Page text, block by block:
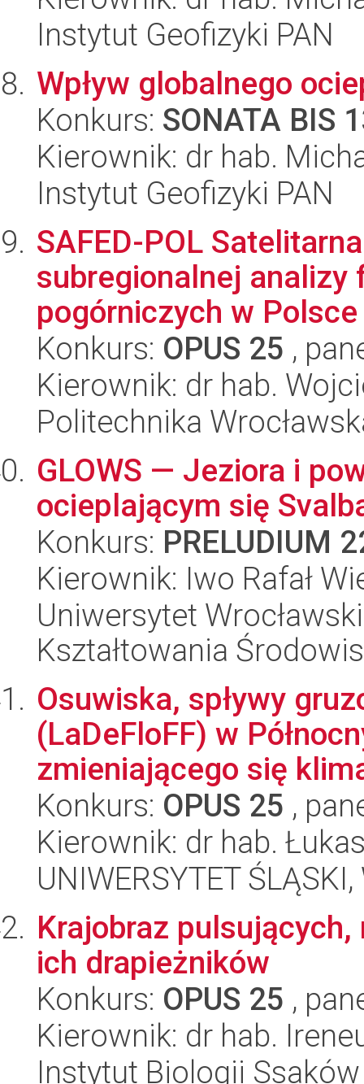
Instytut Geofizyki PAN
Wpływ globalnego
Konkurs: SONATA BIS
Kierownik: dr hab.
Instytut Geofizyki PAN
SAFED-POL
subregionalnej
pogórniczych w Polsce
Konkurs: OPUS 25 ,
Kierownik: dr hab.
Politechnika
GLOWS — Jeziora i
ocieplającym się
Konkurs: PRELUDIUM
Kierownik: Iwo Rafał
Uniwersytet
Kształtowania
Osuwiska, spływy
(LaDeFloFF) w
zmieniającego się
Konkurs: OPUS 25 ,
Kierownik: dr hab.
UNIWERSYTET
Krajobraz
ich drapieżników
Konkurs: OPUS 25 ,
Kierownik: dr hab.
Instytut Biologii Ssaków